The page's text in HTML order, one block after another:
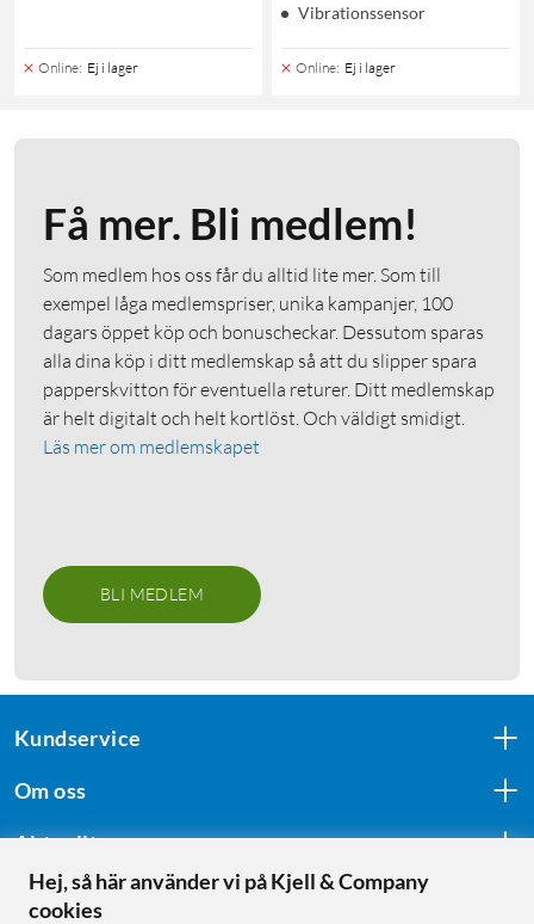
Online: Ej i lager
Vibrationssensor
Online: Ej i lager
Få mer. Bli medlem!
Som medlem hos oss får du alltid lite mer. Som till
exempel låga medlemspriser, unika kampanjer, 100
dagars öppet köp och bonuscheckar. Dessutom sparas
alla dina köp i ditt medlemskap så att du slipper spara
papperskvitton för eventuella returer. Ditt medlemskap
är helt digitalt och helt kortlöst. Och väldigt smidigt.
Läs mer om medlemskapet
BLI MEDLEM
Kundservice
Om oss
Aktuellt
Hej, så här använder vi på Kjell & Company
cookies